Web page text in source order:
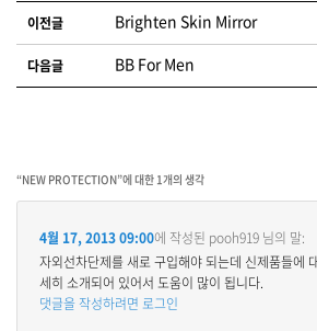
글 네비게이션
이전글 Brighten Skin Mirror
다음글 BB For Men
“NEW PROTECTION”에 대한 1개의 생각
4월 17, 2013 09:00에 작성된 pooh919 님의 말:
자외선차단제를 새로 구입해야 되는데 신제품들에
세히 소개되어 있어서 도움이 많이 됩니다.
댓글을 작성하려면 로그인